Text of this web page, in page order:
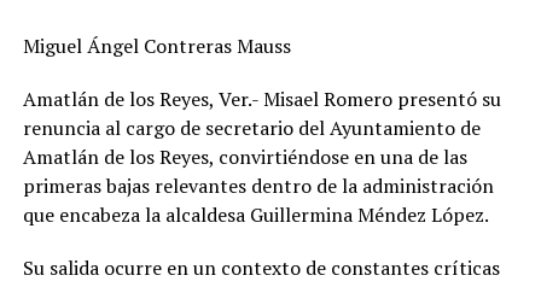
trabajadores.
Sánchez Chávez informó que sostendrá reuniones con la
gobernadora Rocío Nahle García para analizar el
panorama y definir mecanismos que permitan atender
la emergencia que enfrenta el sector.
negociaciones con los ingenios La Gloria, San Cristóbal y
Miguel Ángel Contreras Mauss
Amatlán de los Reyes, Ver.- Misael Romero presentó su
renuncia al cargo de secretario del Ayuntamiento de
Amatlán de los Reyes, convirtiéndose en una de las
primeras bajas relevantes dentro de la administración
que encabeza la alcaldesa Guillermina Méndez López.
Su salida ocurre en un contexto de constantes críticas